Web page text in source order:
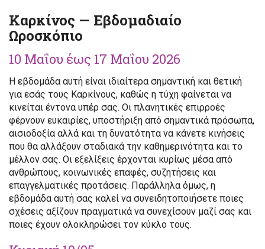
Καρκίνος — Εβδομαδιαίο
Ωροσκόπιο
10 Μαΐου έως 17 Μαΐου 2026
Η εβδομάδα αυτή είναι ιδιαίτερα σημαντική και θετική
για εσάς τους Καρκίνους, καθώς η τύχη φαίνεται να
κινείται έντονα υπέρ σας. Οι πλανητικές επιρροές
φέρνουν ευκαιρίες, υποστήριξη από σημαντικά πρόσωπα,
αισιοδοξία αλλά και τη δυνατότητα να κάνετε κινήσεις
που θα αλλάξουν σταδιακά την καθημερινότητα και το
μέλλον σας. Οι εξελίξεις έρχονται κυρίως μέσα από
ανθρώπους, κοινωνικές επαφές, συζητήσεις και
επαγγελματικές προτάσεις. Παράλληλα όμως, η
εβδομάδα αυτή σας καλεί να συνειδητοποιήσετε ποιες
σχέσεις αξίζουν πραγματικά να συνεχίσουν μαζί σας και
ποιες έχουν ολοκληρώσει τον κύκλο τους.